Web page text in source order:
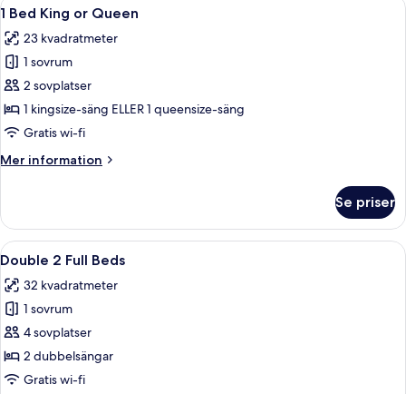
Balcony
Bed
alla
foton
för
1
Bed
King
Queen
5
1 Bed King or Queen
23 kvadratmeter
1 sovrum
2 sovplatser
1 kingsize-säng ELLER 1 queensize-säng
Gratis wi-fi
Mer information
Mer
Bed
King
or
Se priser
Öppna
alla
foton
för
Double
2
Full
Ett hotellrum med två sängar, ett
5
Double 2 Full Beds
32 kvadratmeter
1 sovrum
4 sovplatser
2 dubbelsängar
Gratis wi-fi